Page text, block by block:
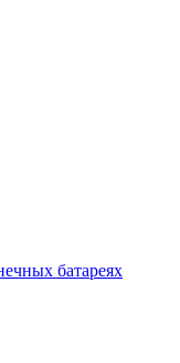
батареях